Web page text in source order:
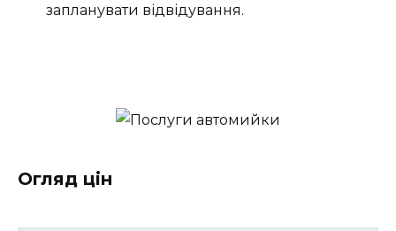
запланувати відвідування.
Огляд цін